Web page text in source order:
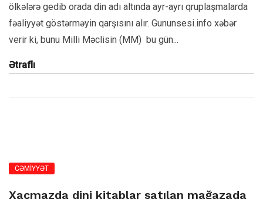
ölkələrə gedib orada din adı altında ayr-ayrı qruplaşmalarda
fəaliyyət göstərməyin qarşısını alır. Gununsesi.info xəbər
verir ki, bunu Milli Məclisin (MM) bu gün...
Ətraflı
CƏMİYYƏT
Xaçmazda dini kitablar satılan mağazada